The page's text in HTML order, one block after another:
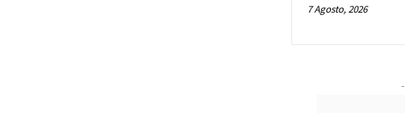
7 Agosto, 2026